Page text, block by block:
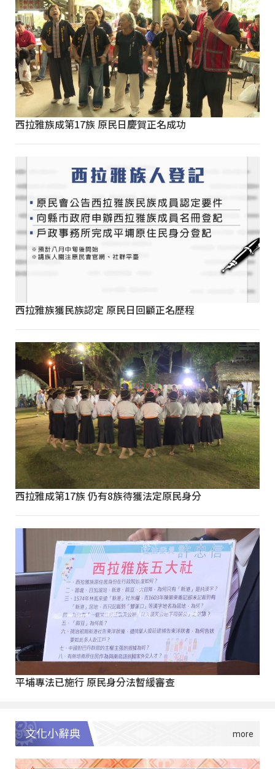
西拉雅族成第17族 原民日慶賀正名成功
西拉雅族獲民族認定 原民日回顧正名歷程
西拉雅成第17族 仍有8族待獲法定原民身分
平埔專法已施行 原民身分法暫緩審查
文化小辭典